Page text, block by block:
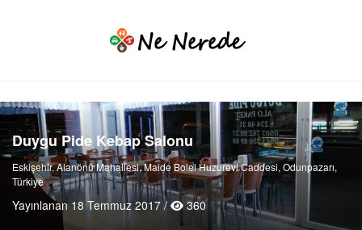
Duygu Pide Kebap Salonu
Eskişehir, Alanönü Mahallesi, Maide Bolel Huzurevi Caddesi, Odunpazarı,
Türkiye
Yayınlanan 18 Temmuz 2017 / 360